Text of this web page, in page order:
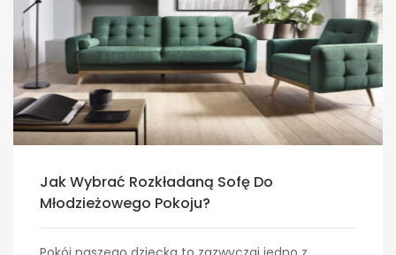
Jak Wybrać Rozkładaną Sofę Do
Młodzieżowego Pokoju?